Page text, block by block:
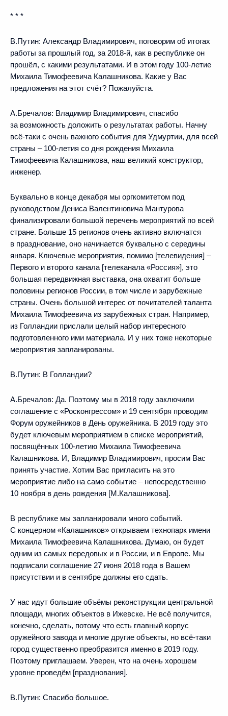
* * *
В.Путин: Александр Владимирович, поговорим об итогах
работы за прошлый год, за 2018-й, как в республике он
прошёл, с какими результатами. И в этом году 100-летие
Михаила Тимофеевича Калашникова. Какие у Вас
предложения на этот счёт? Пожалуйста.
А.Бречалов: Владимир Владимирович, спасибо
за возможность доложить о результатах работы. Начну
всё-таки с очень важного события для Удмуртии, для всей
страны – 100-летия со дня рождения Михаила
Тимофеевича Калашникова, наш великий конструктор,
инженер.
Буквально в конце декабря мы оргкомитетом под
руководством Дениса Валентиновича Мантурова
финализировали большой перечень мероприятий по всей
стране. Больше 15 регионов очень активно включатся
в празднование, оно начинается буквально с середины
января. Ключевые мероприятия, помимо [телевидения] –
Первого и второго канала [телеканала «Россия»], это
большая передвижная выставка, она охватит больше
половины регионов России, в том числе и зарубежные
страны. Очень большой интерес от почитателей таланта
Михаила Тимофеевича из зарубежных стран. Например,
из Голландии прислали целый набор интересного
подготовленного ими материала. И у них тоже некоторые
мероприятия запланированы.
В.Путин: В Голландии?
А.Бречалов: Да. Поэтому мы в 2018 году заключили
соглашение с «Росконгрессом» и 19 сентября проводим
Форум оружейников в День оружейника. В 2019 году это
будет ключевым мероприятием в списке мероприятий,
посвящённых 100-летию Михаила Тимофеевича
Калашникова. И, Владимир Владимирович, просим Вас
принять участие. Хотим Вас пригласить на это
мероприятие либо на само событие – непосредственно
10 ноября в день рождения [М.Калашникова].
В республике мы запланировали много событий.
С концерном «Калашников» открываем технопарк имени
Михаила Тимофеевича Калашникова. Думаю, он будет
одним из самых передовых и в России, и в Европе. Мы
подписали соглашение 27 июня 2018 года в Вашем
присутствии и в сентябре должны его сдать.
У нас идут большие объёмы реконструкции центральной
площади, многих объектов в Ижевске. Не всё получится,
конечно, сделать, потому что есть главный корпус
оружейного завода и многие другие объекты, но всё-таки
город существенно преобразится именно в 2019 году.
Поэтому приглашаем. Уверен, что на очень хорошем
уровне проведём [празднования].
В.Путин: Спасибо большое.